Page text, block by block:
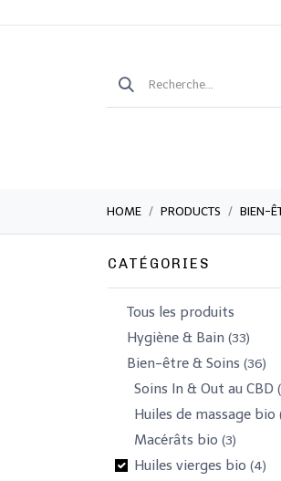
HOME PRODUCTS ​​​BIEN-
CATÉGORIES
Tous les produits
​Hygiène & Bain (33)
​​​Bien-être & Soins (36)
Soins In & Out au CBD
Huiles de massage bio
Macérâts bio (3)
Huiles vierges bio (4)